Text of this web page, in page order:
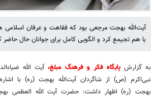
آیت‌الله‌ بهجت مرجعی بود که فقاهت و عرفان اسلامی
با هم تجیمع کرد و الگویی کامل برای جوانان حال
به گزارشپایگاه فکر و فرهنگ مبلغ، آیت‌ الله
نبی‌اکرم (ص) از شاگردان آیت‌الله بهجت (ره) با
بهجت (ره) اظهار داشت: حضرت آیت‌ الله العظمی